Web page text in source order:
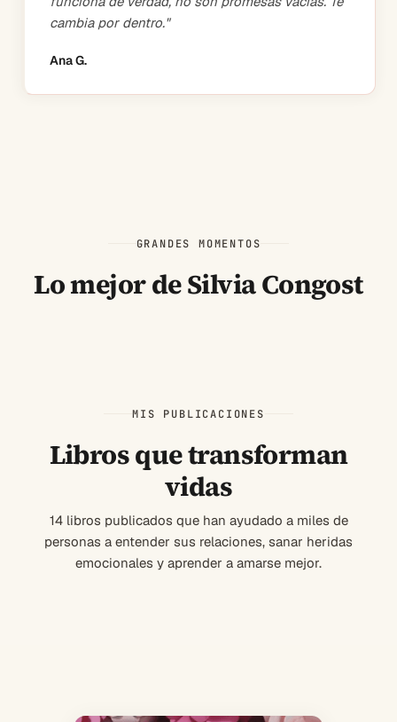
cambia por dentro."
Ana G.
GRANDES MOMENTOS
Lo mejor de Silvia Congost
MIS PUBLICACIONES
Libros que transforman
vidas
14 libros publicados que han ayudado a miles de
personas a entender sus relaciones, sanar heridas
emocionales y aprender a amarse mejor.